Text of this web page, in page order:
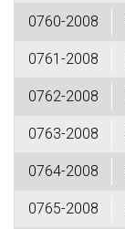
0760-2008
0761-2008
0762-2008
0763-2008
0764-2008
0765-2008